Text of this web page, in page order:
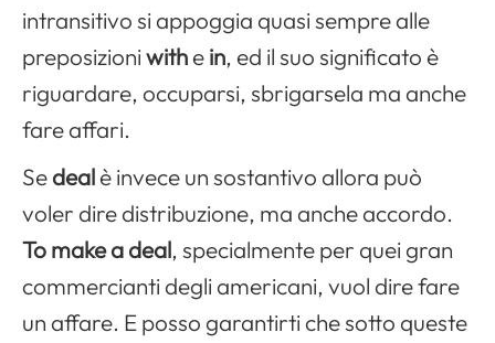
intransitivo si appoggia quasi sempre alle
preposizioniwithein, ed il suo significato è
riguardare, occuparsi, sbrigarsela ma anche
fare affari.
Sedealè invece un sostantivo allora può
voler dire distribuzione, ma anche accordo.
To make a deal, specialmente per quei gran
commercianti degli americani, vuol dire fare
un affare. E posso garantirti che sotto queste